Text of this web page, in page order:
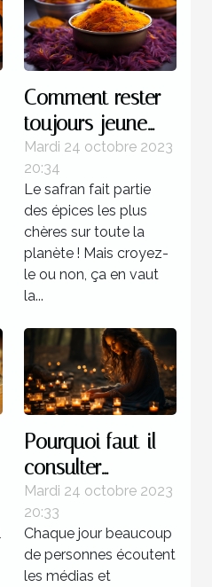
Comment rester
toujours jeune
grâce au safran ?
Mardi 24 octobre 2023
20:34
Le safran fait partie
des épices les plus
chères sur toute la
planète ! Mais croyez-
le ou non, ça en vaut
la...
Pourquoi faut-il
consulter
l’horoscope ?
Mardi 24 octobre 2023
20:33
Chaque jour beaucoup
de personnes écoutent
les médias et